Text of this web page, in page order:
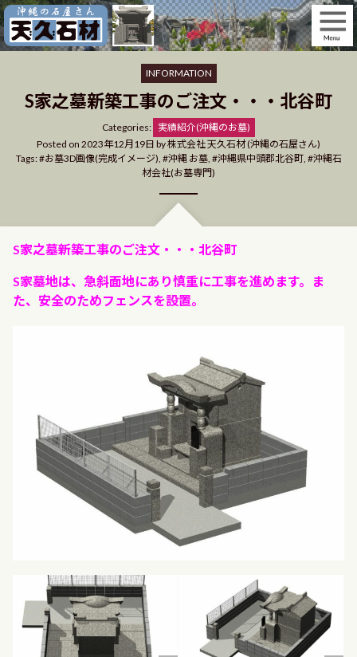
Skip
to
content
INFORMATION
S家之墓新築工事のご注文・・・北谷町
Categories: Categories
実績紹介(沖縄のお墓)
Posted on 2023年12月19日 by株式会社 天久石材 (沖縄の石屋さん)
Tags: お墓3D画像(完成イメージ), 沖縄 お墓, 沖縄県中頭郡北谷町,
沖縄石
材会社(お墓専門)
S家之墓新築工事のご注文・・・北谷町
S家墓地は、急斜面地にあり慎重に工事を進めます。ま
た、安全のためフェンスを設置。